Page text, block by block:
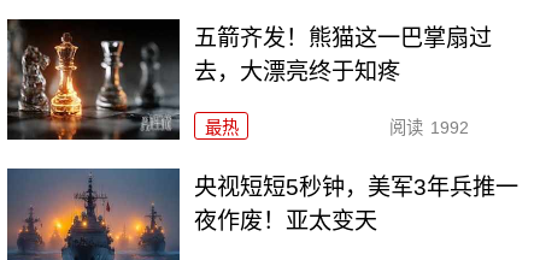
五箭齐发！熊猫这一巴掌扇过
去，大漂亮终于知疼
最热 阅读 1992
央视短短5秒钟，美军3年兵推一
夜作废！亚太变天